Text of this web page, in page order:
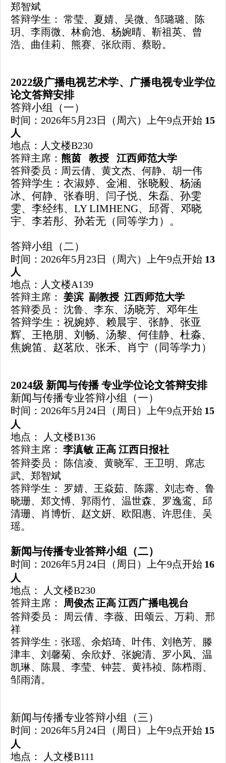
郑智斌
答辩学生： 常莹、夏婧、吴微、邹璐璐、陈
玥、李雨微、林俞池、杨婉晴、靳祖英、曾
浩、曲佳莉、熊赛、张欣雨、蔡盼。
2022级广播电视艺术学、广播电视专业学位
论文答辩安排
答辩小组（一）
时间： 2026年5月 23日 （周六）上午9点开始 15
人
地点：人文楼B230
答辩主席： 熊茵 教授
江西师范大学
答辩委员： 周云倩、黄文杰、何静、胡一伟
答辩学生：衣淑婷、金湘、张晓毅、杨涵
冰、何静、张春明、闫子悦、朱磊、孙雯
雯、李经纬、 LY LIMHENG、邱胥、邓晓
宇、李若彤、孙若无 （ 同等学力 ） 。
答辩小组（二）
时间： 2026年5月 23日 （周六）上午9点开始 13
人
地点：人文楼A139
答辩主席： 姜滨 副教授 江西师范大学
答辩委员： 沈鲁、李东、 汤晓芳、邓年生
答辩学生： 祝婉婷、赖晨宇、张静、张亚
辉、王艳朋、刘畅、 汤黎、 何佳静、 杜淼、
焦婉笛、赵茗欣、张禾、 肖宁 （ 同等学力 ）
2024级 新闻与传播 专业学位论文答辩安排
新闻与传播专业答辩小组（一）
时间： 2026年5月 24日 （周日）上午9点开始 15
人
地点：
人文楼B136
答辩主席： 李滇敏 正高 江西日报社
答辩委员：
陈信凌、黄晓军、王卫明、席志
武、郑智斌
答辩学生：
罗婧、王焱茹、陈露、刘志奇、鲁
晓珊、郑文愽、 郭雨竹、温世森、罗逸鸾、邱
清珊、肖博忻、赵文妍、欧阳惠、许思佳、吴
瑶。
新闻与传播专业答辩小组（二）
时间 ： 2026年5月 24日 （周日）上午9点开始 16
人
地点：
人文楼B230
答辩主席：
周俊杰 正高江西广播电视台
答辩委员：
周云倩、 李薇、 田颂云、万莉、 邢
祥
答辩学生： 张瑶、余焰琦、 叶伟、刘艳芳、滕
津丰、刘馨菊、余欣妤、张婉清、罗小凤、温
凯琳、陈晨、李莹、钟芸、黄祎祯、陈栉雨、
邹雨清。
新闻与传播专业答辩小组（三）
时间： 2026年5月 24日 （周日）上午9点开始 15
人
地点：
人文楼B111